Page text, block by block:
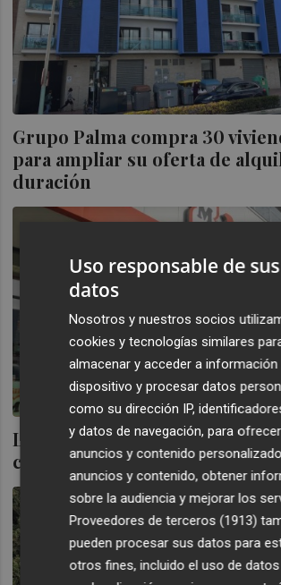
Grupo Palma compra 30
para ampliar su oferta de
duración
La cadena de droguería
contará con un centro logístico
Uso responsable de sus
datos
Nosotros y nuestros socios
cookies y tecnologías similares
almacenar y acceder a información
dispositivo y procesar datos
como su dirección IP,
y datos de navegación, para ofrecer
anuncios y contenido
anuncios y contenido, obtener
sobre la audiencia y mejorar los
Proveedores de terceros (1913)
pueden procesar sus datos para
otros fines, incluido el uso de